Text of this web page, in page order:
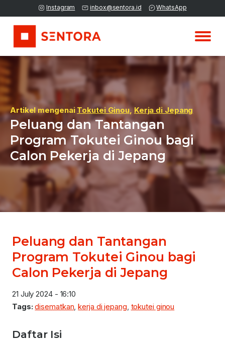
Instagram inbox@sentora.id WhatsApp
Artikel mengenaiTokutei Ginou,Kerja di Jepang
Peluang dan Tantangan
Program Tokutei Ginou bagi
Calon Pekerja di Jepang
Peluang dan Tantangan
Program Tokutei Ginou bagi
Calon Pekerja di Jepang
21 July 2024 - 16:10
Tags: disematkan,kerja di jepang, tokutei ginou
Daftar Isi